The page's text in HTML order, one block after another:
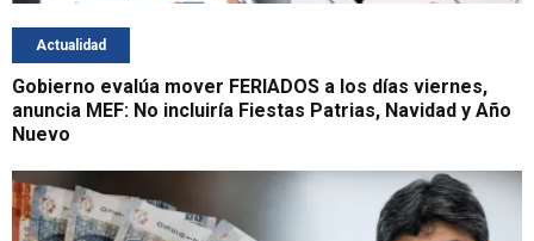
Actualidad
Gobierno evalúa mover FERIADOS a los días viernes,
anuncia MEF: No incluiría Fiestas Patrias, Navidad y Año
Nuevo